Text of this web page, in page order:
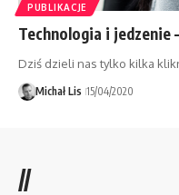
PUBLIKACJE
Technologia i jedzenie
Dziś dzieli nas tylko kilka
Michał Lis 15/04/2020
//